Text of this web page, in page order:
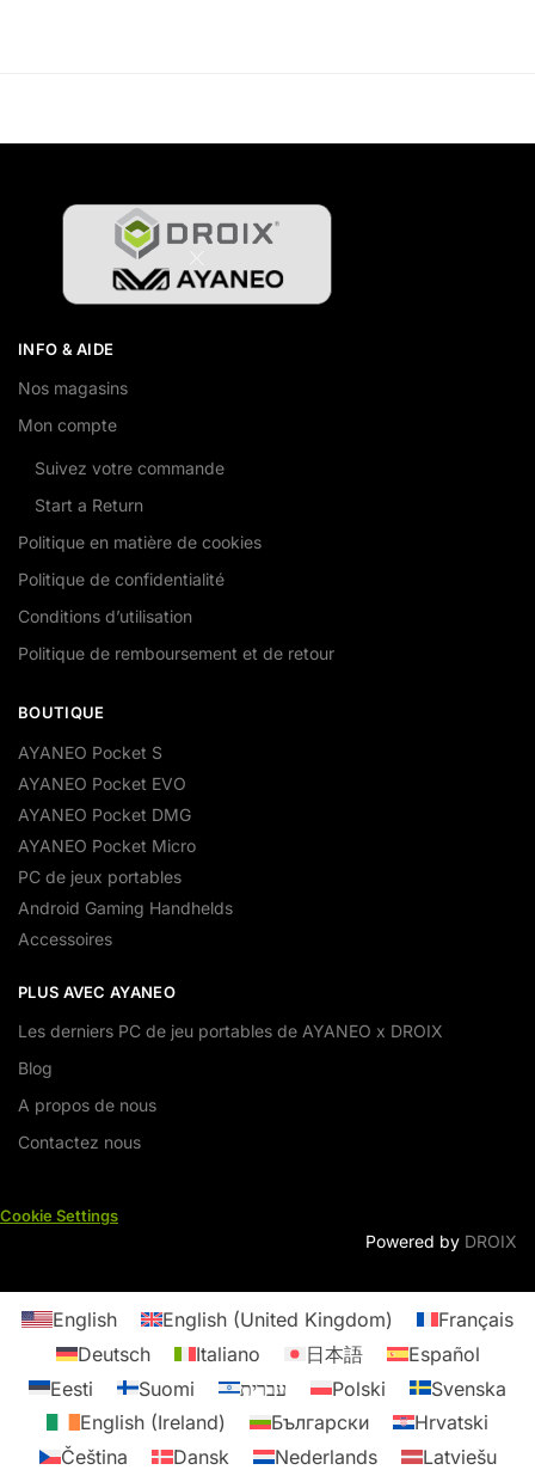
INFO & AIDE
Nos magasins
Mon compte
Suivez votre commande
Start a Return
Politique en matière de cookies
Politique de confidentialité
Conditions d’utilisation
Politique de remboursement et de retour
BOUTIQUE
AYANEO Pocket S
AYANEO Pocket EVO
AYANEO Pocket DMG
AYANEO Pocket Micro
PC de jeux portables
Android Gaming Handhelds
Accessoires
PLUS AVEC AYANEO
Les derniers PC de jeu portables de AYANEO x DROIX
Blog
A propos de nous
Contactez nous
Cookie Settings
Powered by DROIX
English English (United Kingdom)
Français
Deutsch
Italiano 日本語
Español
Eesti
Suomi עברית Polski
Svenska
English (Ireland)
Български
Hrvatski
Čeština
Dansk Nederlands Latviešu